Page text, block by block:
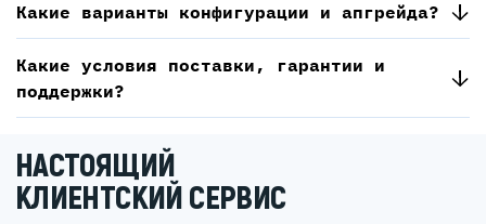
Какие варианты конфигурации и апгрейда?
Какие условия поставки, гарантии и
поддержки?
НАСТОЯЩИЙ
КЛИЕНТСКИЙ СЕРВИС